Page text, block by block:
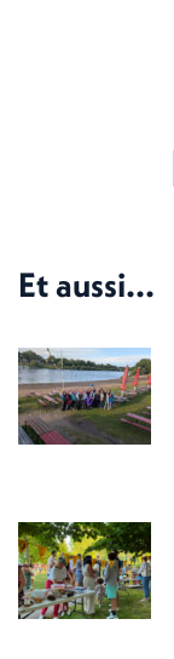
Et aussi...